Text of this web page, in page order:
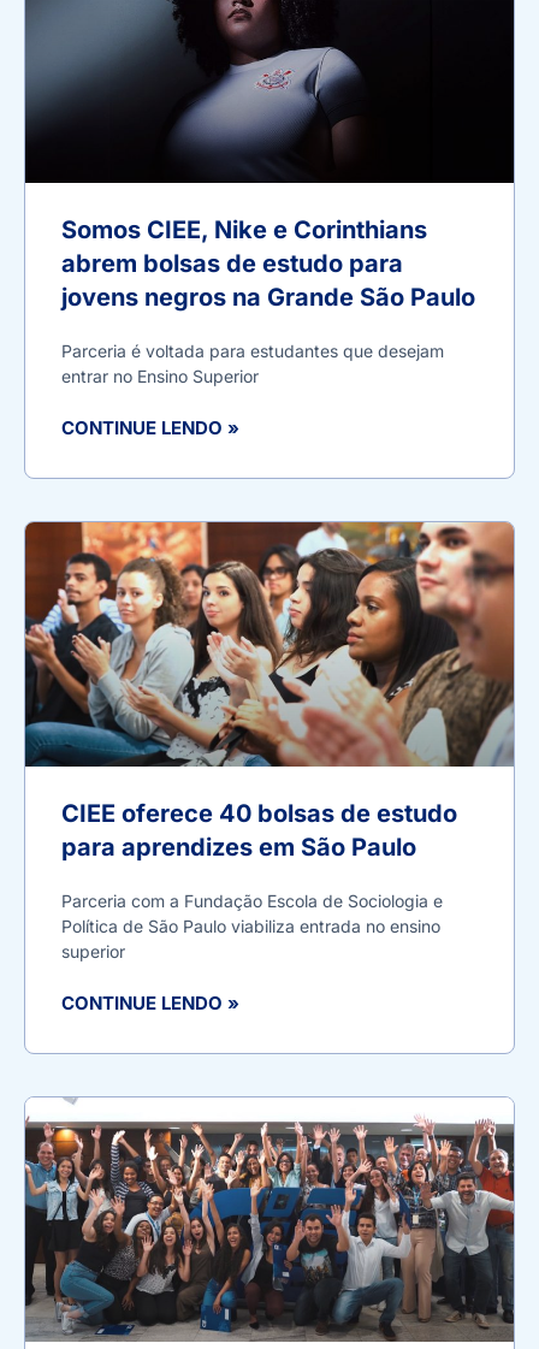
Somos CIEE, Nike e Corinthians
abrem bolsas de estudo para
jovens negros na Grande São Paulo
Parceria é voltada para estudantes que desejam
entrar no Ensino Superior
CONTINUE LENDO »
CIEE oferece 40 bolsas de estudo
para aprendizes em São Paulo
Parceria com a Fundação Escola de Sociologia e
Política de São Paulo viabiliza entrada no ensino
superior
CONTINUE LENDO »